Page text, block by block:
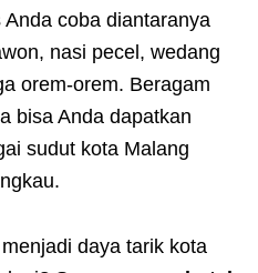
coba diantaranya
nasi pecel, wedang
orem-orem. Beragam
bisa Anda dapatkan
sudut kota Malang
daya tarik kota